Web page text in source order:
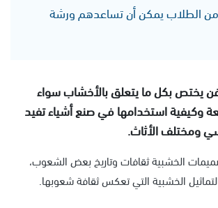
الطلاب يمكن أن تساعدهم ورشة
يختص بكل ما يتعلق بالأخشاب سواء
وكيفية استخدامها في صنع أشياء تفيد
ومختلف الأثاث.
الخشبية ثقافات وتاريخ بعض الشعوب،
الخشبية التي تعكس ثقافة شعوبها.